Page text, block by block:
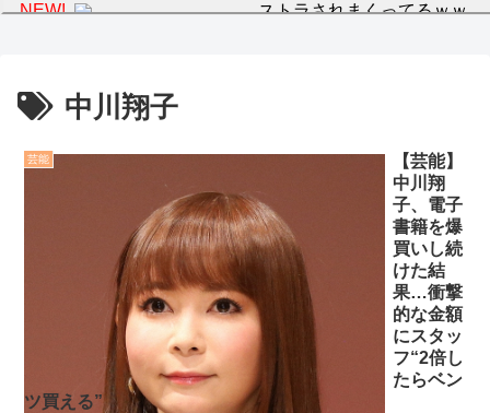
NEW!
をSNS投稿、水難事故が起
る？ NEW!
『HUNTER×HUNTER』が
凄すぎるｗｗｗｗ今の『ハ
ンターハンター』完璧に理
解してる奴いるの？もしか
して…このキャラは…
【近本】会心の1号ソロ
ストラされまくってるｗｗ
www
セ・リーグ出塁回数ラン
キング 直近3週間｜2026年
8/3まで
【地獄のような聴聞会】
Ｗ杯１次Ｌ敗退の韓国 議員
が「なぜ負けたのか？」ソ
ン・フンミン先発落ちは
「監督の報復」
中川翔子
芸能
【芸能】
中川翔
子、電子
書籍を爆
買いし続
けた結
果…衝撃
的な金額
にスタッ
フ“2倍し
たらベン
ツ買える”